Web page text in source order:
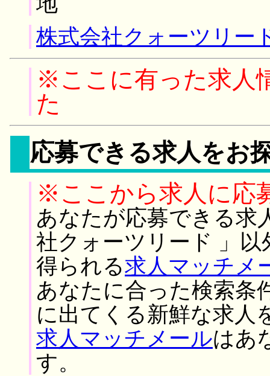
株式会社クォーツリー
※ここに有った求人
た
応募できる求人をお
※ここから求人に応
あなたが応募できる求
社クォーツリード 」
得られる求人マッチメ
あなたに合った検索条
に出てくる新鮮な求人
求人マッチメールはあ
す。